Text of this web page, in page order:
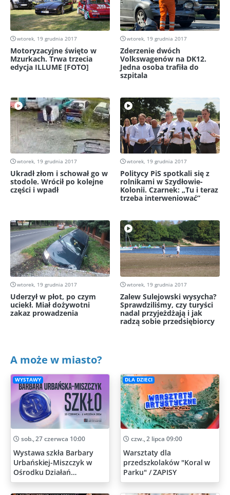
wtorek, 19 grudnia 2017
Motoryzacyjne święto w
Mzurkach. Trwa trzecia
edycja ILLUME [FOTO]
wtorek, 19 grudnia 2017
Zderzenie dwóch
Volkswagenów na DK12.
Jedna osoba trafiła do
szpitala
wtorek, 19 grudnia 2017
Ukradł złom i schował go w
stodole. Wrócił po kolejne
części i wpadł
wtorek, 19 grudnia 2017
Politycy PiS spotkali się z
rolnikami w Szydłowie-
Kolonii. Czarnek: „Tu i teraz
trzeba interweniować”
wtorek, 19 grudnia 2017
Uderzył w płot, po czym
uciekł. Miał dożywotni
zakaz prowadzenia
wtorek, 19 grudnia 2017
Zalew Sulejowski wysycha?
Sprawdziliśmy, czy turyści
nadal przyjeżdżają i jak
radzą sobie przedsiębiorcy
A może w miasto?
WYSTAWY
sob., 27 czerwca 10:00
Wystawa szkła Barbary
Urbańskiej-Miszczyk w
Ośrodku Działań
Artystycznych
DLA DZIECI
czw., 2 lipca 09:00
Warsztaty dla
przedszkolaków "Koral w
Parku" / ZAPISY